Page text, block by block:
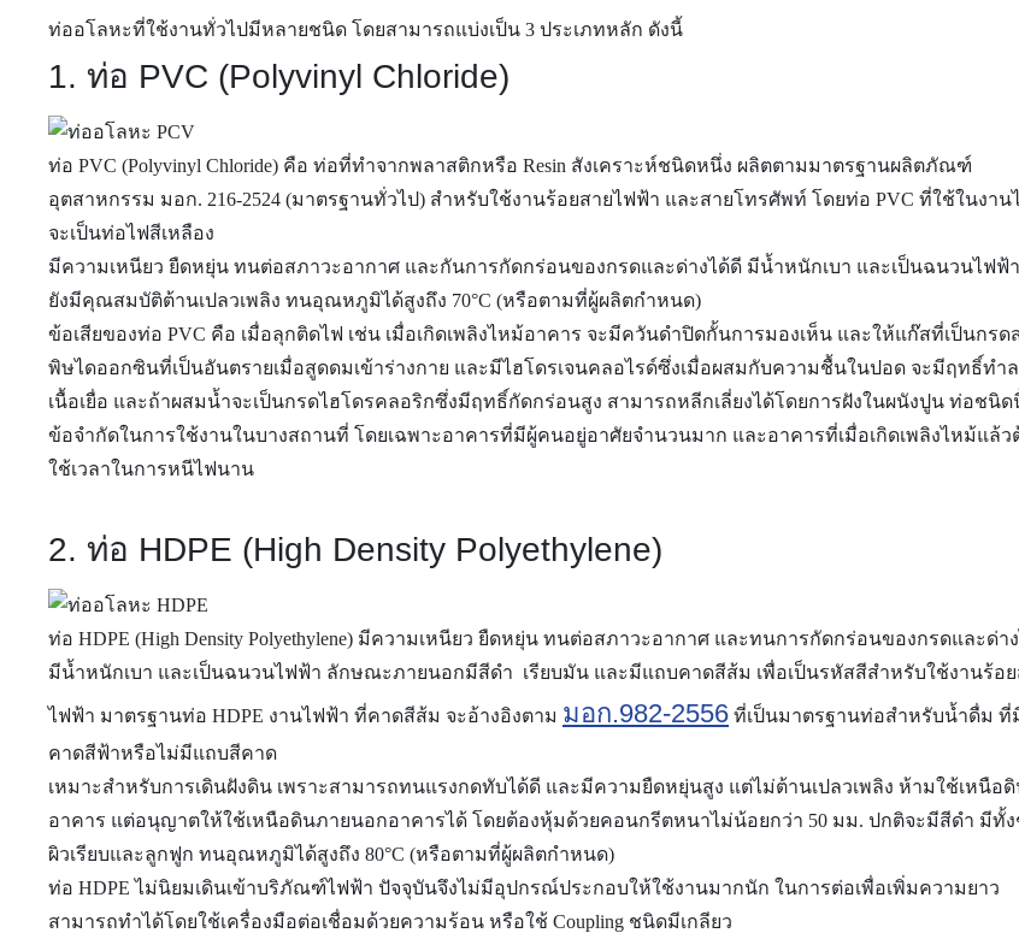
ท่ออโลหะที่ใช้งานทั่วไปมีหลายชนิด โดยสามารถแบ่งเป็น 3 ประเภทหลัก ดังนี้
1. ท่อ PVC (Polyvinyl Chloride)
ท่อ PVC (Polyvinyl Chloride) คือ ท่อที่ทำจากพลาสติกหรือ Resin สังเคราะห์ชนิดหนึ่ง ผลิตตามมาตรฐานผลิตภัณฑ์
อุตสาหกรรม มอก. 216-2524 (มาตรฐานทั่วไป) สำหรับใช้งานร้อยสายไฟฟ้า และสายโทรศัพท์ โดยท่อ PVC ที่ใช้ในงาน
จะเป็นท่อไฟสีเหลือง
มีความเหนียว ยืดหยุ่น ทนต่อสภาวะอากาศ และกันการกัดกร่อนของกรดและด่างได้ดี มีน้ำหนักเบา และเป็นฉนวนไฟฟ้
ยังมีคุณสมบัติต้านเปลวเพลิง ทนอุณหภูมิได้สูงถึง 70°C (หรือตามที่ผู้ผลิตกำหนด)
ข้อเสียของท่อ PVC คือ เมื่อลุกติดไฟ เช่น เมื่อเกิดเพลิงไหม้อาคาร จะมีควันดำปิดกั้นการมองเห็น และให้แก๊สที่เป็นกรด
พิษไดออกซินที่เป็นอันตรายเมื่อสูดดมเข้าร่างกาย และมีไฮโดรเจนคลอไรด์ซึ่งเมื่อผสมกับความชื้นในปอด จะมีฤทธิ์ทำ
เนื้อเยื่อ และถ้าผสมน้ำจะเป็นกรดไฮโดรคลอริกซึ่งมีฤทธิ์กัดกร่อนสูง สามารถหลีกเลี่ยงได้โดยการฝังในผนังปูน ท่อชนิด
ข้อจำกัดในการใช้งานในบางสถานที่ โดยเฉพาะอาคารที่มีผู้คนอยู่อาศัยจำนวนมาก และอาคารที่เมื่อเกิดเพลิงไหม้แล้ว
ใช้เวลาในการหนีไฟนาน
2. ท่อ HDPE (High Density Polyethylene)
ท่อ HDPE (High Density Polyethylene) มีความเหนียว ยืดหยุ่น ทนต่อสภาวะอากาศ และทนการกัดกร่อนของกรดและด่า
มีน้ำหนักเบา และเป็นฉนวนไฟฟ้า ลักษณะภายนอกมีสีดำ เรียบมัน และมีแถบคาดสีส้ม เพื่อเป็นรหัสสีสำหรับใช้งานร้อย
ไฟฟ้า มาตรฐานท่อ HDPE งานไฟฟ้า ที่คาดสีส้ม จะอ้างอิงตาม มอก.982-2556 ที่เป็นมาตรฐานท่อสำหรับน้ำดื่ม ที่
คาดสีฟ้าหรือไม่มีแถบสีคาด
เหมาะสำหรับการเดินฝังดิน เพราะสามารถทนแรงกดทับได้ดี และมีความยืดหยุ่นสูง แต่ไม่ต้านเปลวเพลิง ห้ามใช้เหนือ
อาคาร แต่อนุญาตให้ใช้เหนือดินภายนอกอาคารได้ โดยต้องหุ้มด้วยคอนกรีตหนาไม่น้อยกว่า 50 มม. ปกติจะมีสีดำ มีทั้
ผิวเรียบและลูกฟูก ทนอุณหภูมิได้สูงถึง 80°C (หรือตามที่ผู้ผลิตกำหนด)
ท่อ HDPE ไม่นิยมเดินเข้าบริภัณฑ์ไฟฟ้า ปัจจุบันจึงไม่มีอุปกรณ์ประกอบให้ใช้งานมากนัก ในการต่อเพื่อเพิ่มความยาว
สามารถทำได้โดยใช้เครื่องมือต่อเชื่อมด้วยความร้อน หรือใช้ Coupling ชนิดมีเกลียว